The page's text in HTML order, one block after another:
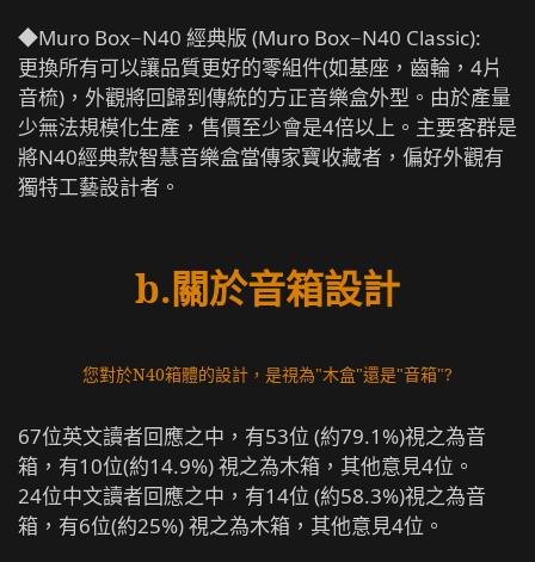
◆Muro Box−N40 經典版 (Muro Box−N40 Classic):
更換所有可以讓品質更好的零組件(如基座，齒輪，4片
音梳)，外觀將回歸到傳統的方正音樂盒外型。由於產量
少無法規模化生產，售價至少會是4倍以上。主要客群是
將N40經典款智慧音樂盒當傳家寶收藏者，偏好外觀有
獨特工藝設計者。
b.關於音箱設計
您對於N40箱體的設計，是視為"木盒"還是"音箱"?
67位英文讀者回應之中，有53位 (約79.1%)視之為音
箱，有10位(約14.9%) 視之為木箱，其他意見4位。
24位中文讀者回應之中，有14位 (約58.3%)視之為音
箱，有6位(約25%) 視之為木箱，其他意見4位。